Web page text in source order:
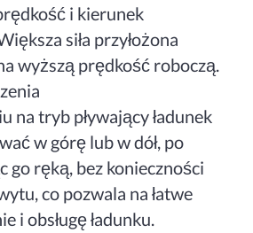
i kierunek
siła przyłożona
wyższą prędkość roboczą.
na tryb pływający ładunek
w górę lub w dół, po
go ręką, bez konieczności
co pozwala na łatwe
i obsługę ładunku.